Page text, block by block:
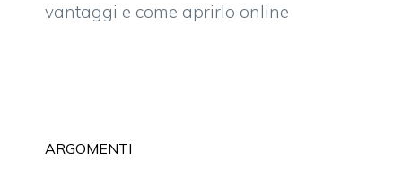
vantaggi e come aprirlo online
ARGOMENTI